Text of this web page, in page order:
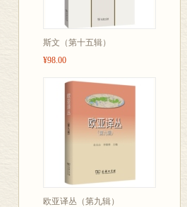
斯文（第十五辑）
¥98.00
欧亚译丛（第九辑）